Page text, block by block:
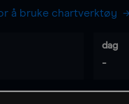
å bruke chartverktøy
dag
-